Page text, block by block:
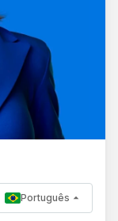
Português